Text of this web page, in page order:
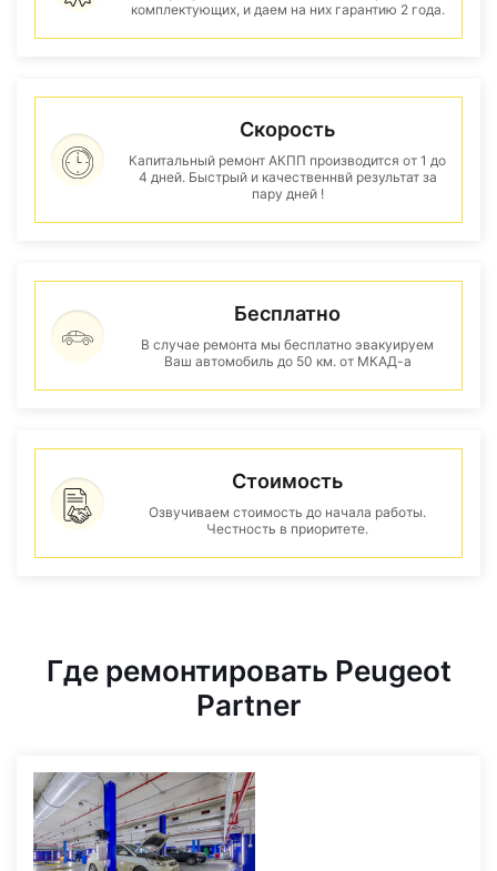
комплектующих, и даем на них гарантию 2 года.
Скорость
Капитальный ремонт АКПП производится от 1 до
4 дней. Быстрый и качественнвй результат за
пару дней !
Бесплатно
В случае ремонта мы бесплатно эвакуируем
Ваш автомобиль до 50 км. от МКАД-а
Стоимость
Озвучиваем стоимость до начала работы.
Честность в приоритете.
Где ремонтировать Peugeot
Partner